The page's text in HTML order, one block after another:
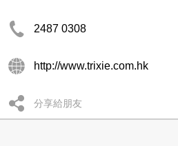
2487 0308
http://www.trixie.com.hk
分享給朋友